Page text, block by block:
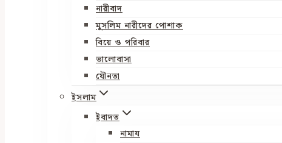
নারীবাদ
মুসলিম নারীদের পোশাক
বিয়ে ও পরিবার
ভালোবাসা
যৌনতা
ইসলাম
ইবাদত
নামায